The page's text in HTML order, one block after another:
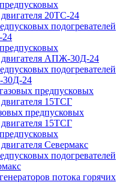
подогревателей
24
подогревателей
30Д-24
предпусковых
15ТСГ
подогревателей